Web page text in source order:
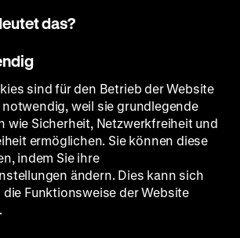
2015, 20.00 - 00.00 Uhr
das?
sind für den Betrieb der Website
weil sie grundlegende
wie Sicherheit, Netzwerkfreiheit und
ermöglichen. Sie können diese
indem Sie ihre
ändern. Dies kann sich
die Funktionsweise der Website